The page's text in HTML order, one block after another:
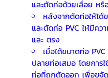
และตัดท่อด้วยเลื่อย ห
หลังจากตัดท่อให้ได้
และตัดท่อ PVC ให้มีคว
และ ตรง
เมื่อได้ขนาดท่อ
ปลายท่อเสมอ โดยการ
ท่อที่ถูกตัดออก เพื่อขจั